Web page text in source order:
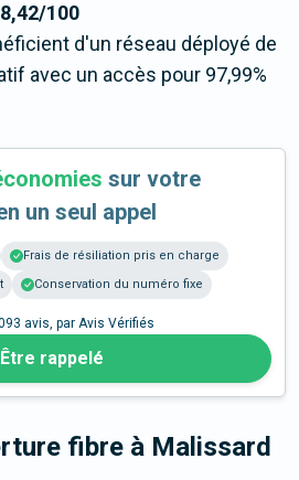
100
d'un réseau déployé de
avec un accès pour 97,99%
sur votre
un seul appel
Frais de résiliation pris en charge
Conservation du numéro fixe
avis, par Avis Vérifiés
Être rappelé
fibre à Malissard